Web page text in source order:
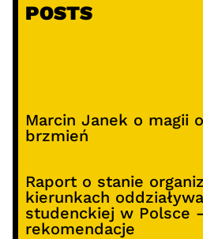
POSTS
Marcin Janek o magii
brzmień
Raport o stanie
kierunkach
studenckiej w Polsce
rekomendacje